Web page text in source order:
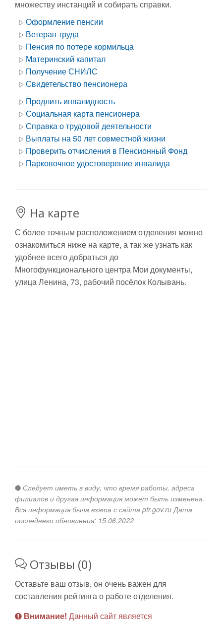
множеству инстанций и собирать справки.
Оформление пенсии
Ветеран труда
Пенсия по потере кормильца
Материнский капитал
Получение СНИЛС
Свидетельство пенсионера
Продлить инвалидность
Социальная карта пенсионера
Справка о трудовой деятельности
Выплаты на 50 лет совместной жизни
Проверить отчисления в Пенсионный Фонд
Парковочное удостоверение инвалида
На карте
С более точным расположением отделения можно
ознакомиться ниже на карте, а так же узнать как
удобнее всего добраться до
Многофункционального центра Мои документы,
улица Ленина, 73, рабочий посёлок Колывань.
Следует иметь в виду, что время работы, адреса
филиалов и другая информация может быть изменена.
Вся информация была взята с сайта pfr.gov.ru Дата
последнего обновления: 15.06.2022
Отзывы (0)
Оставьте ваш отзыв, он очень важен для
составления рейтинга о работе отделения.
Внимание! Данный сайт является